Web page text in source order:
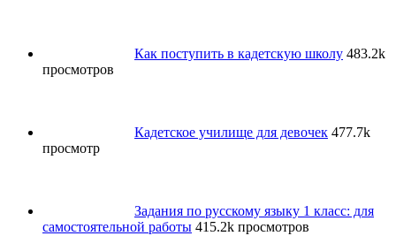
Как поступить в кадетскую школу 483.2k
просмотров
Кадетское училище для девочек 477.7k
просмотр
Задания по русскому языку 1 класс: для
самостоятельной работы 415.2k просмотров